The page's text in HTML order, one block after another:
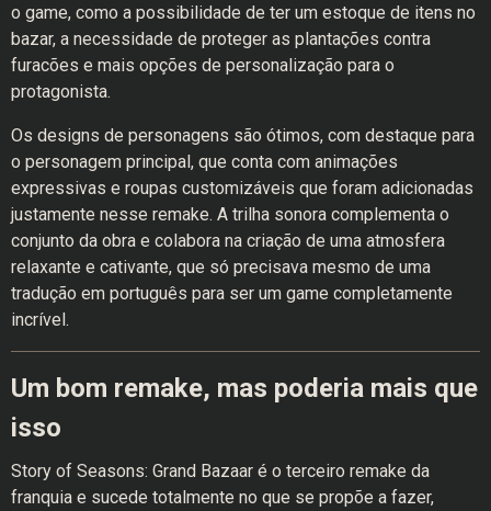
o game, como a possibilidade de ter um estoque de itens no
bazar, a necessidade de proteger as plantações contra
furacões e mais opções de personalização para o
protagonista.
Os designs de personagens são ótimos, com destaque para
o personagem principal, que conta com animações
expressivas e roupas customizáveis que foram adicionadas
justamente nesse remake. A trilha sonora complementa o
conjunto da obra e colabora na criação de uma atmosfera
relaxante e cativante, que só precisava mesmo de uma
tradução em português para ser um game completamente
incrível.
Um bom remake, mas poderia mais que
isso
Story of Seasons: Grand Bazaar é o terceiro remake da
franquia e sucede totalmente no que se propõe a fazer,